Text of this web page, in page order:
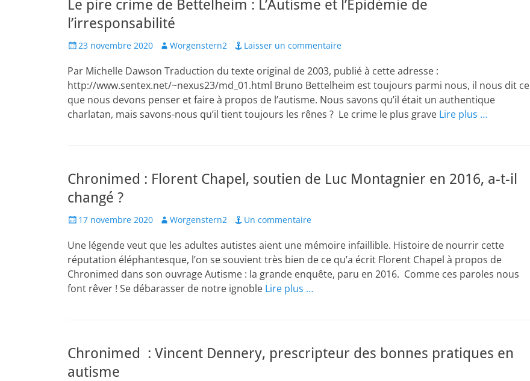
Le pire crime de Bettelheim : L’Autisme et l’Épidémie de
l’irresponsabilité
Posted
23 novembre 2020 Author
Worgenstern2 Laisser un commentaire
Par Michelle Dawson Traduction du texte original de 2003, publié à cette adresse :
http://www.sentex.net/~nexus23/md_01.html Bruno Bettelheim est toujours parmi nous, il nous dit ce
que nous devons penser et faire à propos de l’autisme. Nous savons qu’il était un authentique
charlatan, mais savons-nous qu’il tient toujours les rênes ? Le crime le plus grave Lire plus …
Chronimed : Florent Chapel, soutien de Luc Montagnier en 2016, a-t-il
changé ?
Posted
17 novembre 2020 Author
Worgenstern2 Un commentaire
Une légende veut que les adultes autistes aient une mémoire infaillible. Histoire de nourrir cette
réputation éléphantesque, l’on se souvient très bien de ce qu’a écrit Florent Chapel à propos de
Chronimed dans son ouvrage Autisme : la grande enquête, paru en 2016. Comme ces paroles nous
font rêver ! Se débarasser de notre ignoble Lire plus …
Chronimed : Vincent Dennery, prescripteur des bonnes pratiques en
autisme